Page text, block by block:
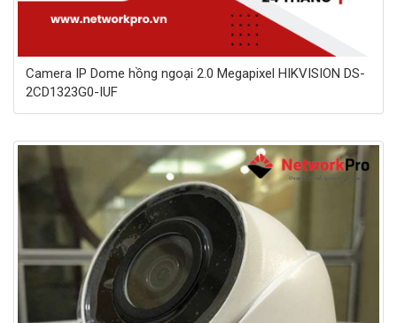
Camera IP Dome hồng ngoại 2.0 Megapixel HIKVISION DS-
2CD1323G0-IUF